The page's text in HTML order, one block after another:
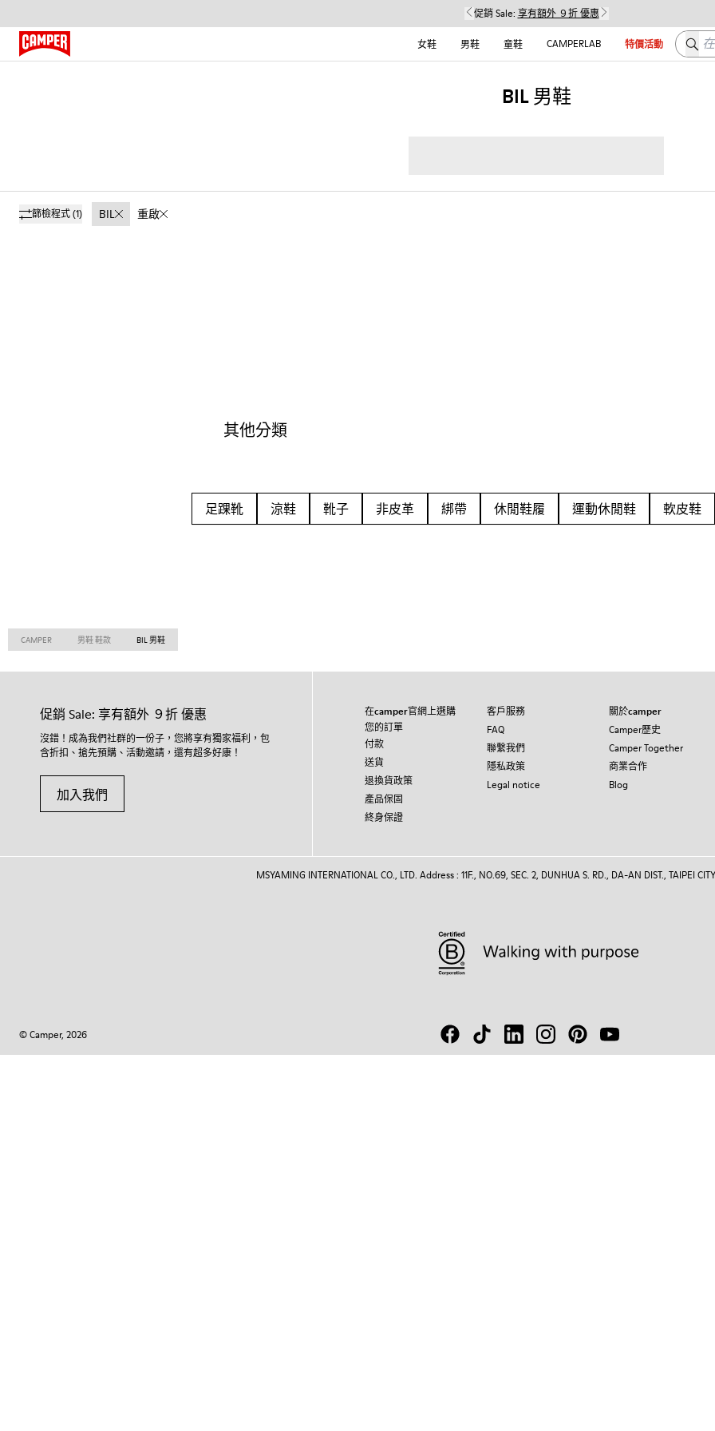
促銷 Sale: 享有額外 ９折 優惠
女鞋 男鞋 童鞋 CAMPERLAB 特價活動 在这
BIL 男鞋
篩檢程式(1) BIL 重啟
其他分類
足踝靴 涼鞋 靴子 非皮革 綁帶 休閒鞋履 運動休閒鞋 軟皮鞋
CAMPER 男鞋 鞋款 BIL 男鞋
促銷 Sale: 享有額外 ９折 優惠
沒錯！成為我們社群的一份子，您將享有獨家福利，包
含折扣、搶先預購、活動邀請，還有超多好康！
加入我們
在camper官網上選購
您的訂單
付款
送貨
退換貨政策
產品保固
終身保證
客戶服務
FAQ
聯繫我們
隱私政策
Legal notice
關於camper
Camper歷史
Camper Together
商業合作
Blog
© Camper, 2026
MSYAMING INTERNATIONAL CO., LTD. Address : 11F., NO.69, SEC. 2, DUNHUA S. RD., DA-AN DIST., TAIPEI